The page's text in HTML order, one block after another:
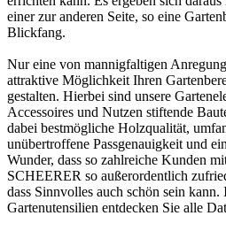
einer zur anderen Seite, so eine
Blickfang.
Nur eine von mannigfaltigen
attraktive Möglichkeit Ihren
gestalten. Hierbei sind unsere
Accessoires und Nutzen stiftende
dabei bestmögliche Holzqualität,
unübertroffene Passgenauigkeit und
Wunder, dass so zahlreiche Kunden
SCHEERER so außerordentlich
dass Sinnvolles auch schön sein kann.
Gartenutensilien entdecken Sie alle